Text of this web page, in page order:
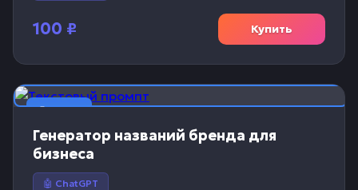
100 ₽ Купить
📝 Текст
Генератор названий бренда для
бизнеса
🤖 ChatGPT